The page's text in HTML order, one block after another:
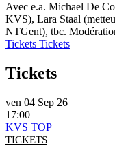
Avec e.a. Michael De
KVS), Lara Staal
NTGent), tbc.
Tickets Tickets
Tickets
ven 04 Sep 26
17:00
KVS TOP
TICKETS